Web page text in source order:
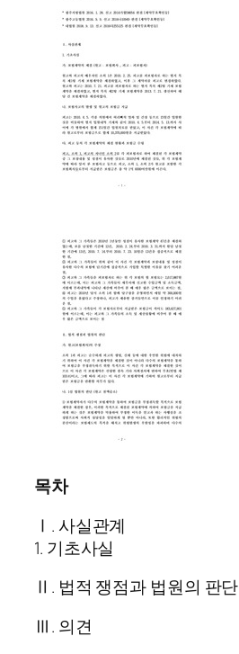
목차
Ⅰ. 사실관계
1. 기초사실
Ⅱ. 법적 쟁점과 법원의 판단
Ⅲ. 의견